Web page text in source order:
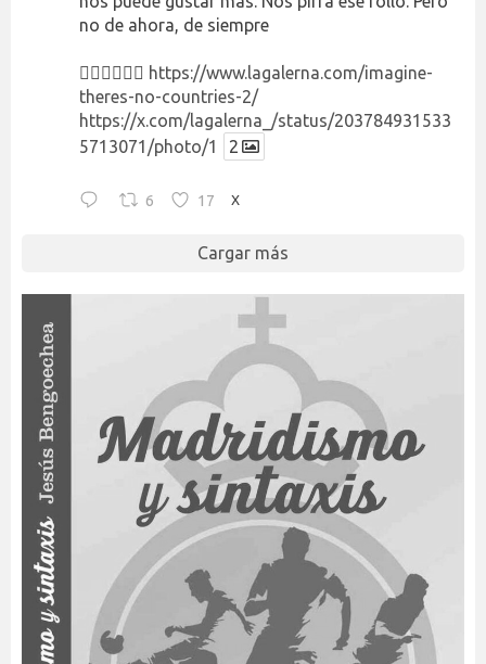
no de ahora, de siempre
👉🏻👉🏻👉🏻 https://www.lagalerna.com/imagine-
theres-no-countries-2/
https://x.com/lagalerna_/status/203784931533
5713071/photo/1
2
6 17 X
Cargar más